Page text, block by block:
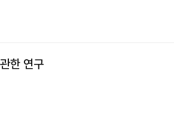
한 연구